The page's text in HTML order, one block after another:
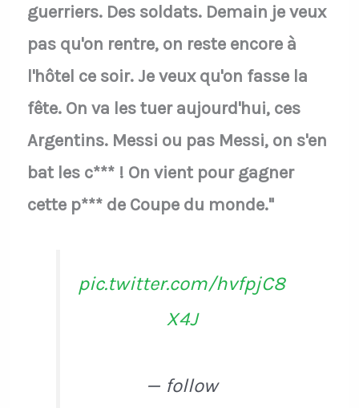
guerriers. Des soldats. Demain je veux
pas qu'on rentre, on reste encore à
l'hôtel ce soir. Je veux qu'on fasse la
fête. On va les tuer aujourd'hui, ces
Argentins. Messi ou pas Messi, on s'en
bat les c*** ! On vient pour gagner
cette p*** de Coupe du monde."
pic.twitter.com/hvfpjC8
X4J
— follow